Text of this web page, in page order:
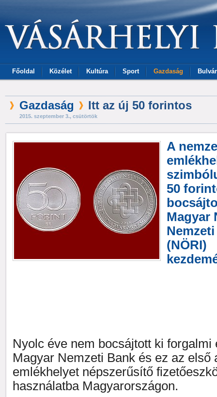
Főoldal Közélet Kultúra Sport Gazdaság Bulvár
Gazdaság Itt az új 50 forintos
2015. szeptember 3., csütörtök
A
50
Magyar
(NÖRI)
Nyolc éve nem bocsájtott ki forgalmi
Magyar Nemzeti Bank és ez az első
emlékhelyet népszerűsítő
használatba Magyarországon.